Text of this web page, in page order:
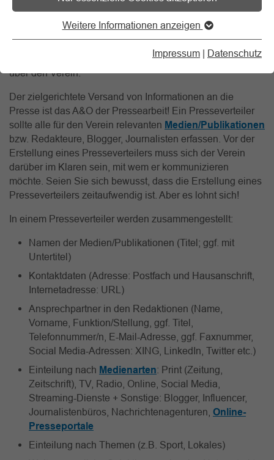
Weitere Informationen anzeigen
Impressum | Datenschutz
Pressemitteilungen!
Presseverteilerist das Basisinstrument einer gut
optimale Versorgung externer Medien mit Informationen
über den Verein.
Der zielgerichtete Versand von Informationen an die
Presse ist das A&O der Pressearbeit! Ein Presseverteiler
sollte alle für den Verein relevanten Medien/Publikationen
bzw. Redakteure, Blogger, Journalisten erfassen. Vor der
Erstellung eines Presseverteilers muss sich der Verein
darüber im Klaren sein, mit wem er kommunizieren
möchte. Seien Sie sich bewusst, dass die Erstellung eines
Presseverteilers zeitaufwendig ist. Aber es lohnt sich!
In einem Presseverteiler werden zusammengestellt:
Namen der Medien/Publikationen (Titel; ggf. mit
Untertitel)
Kontaktdaten (Adresse: Postfach und Hausanschrift,
Internetadresse: URL)
Ansprechpartner in den Redaktionen (Name,
Vorname, Funktion/Stellung, ggf. Titel,
Telefonnummer/n, E-Mail-Adresse, ggf. Faxnummer,
Social Media-Adressen: XING, LinkedIn, Twitter etc.)
Einteilung nach Medienarten: Print (Zeitung,
Zeitschrift), TV, Radio, Online, Social Media,
Streaming-Dienste + Sonstige: Blogger, Influencer,
Journalistenbüros, Nachrichtenagenturen, Online-
Presseportale
Einteilung nach Themen (z.B. Sport, Lokales)